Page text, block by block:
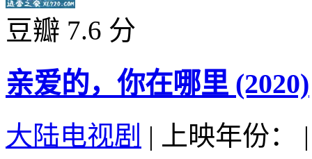
豆瓣 7.6 分
亲爱的，你在哪里 (2020)
大陆电视剧 | 上映年份：
|